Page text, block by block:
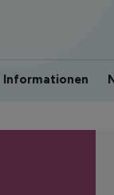
Informationen